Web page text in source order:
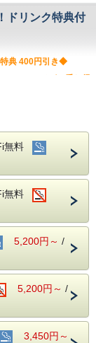
ドリンク特典付
典 400円引き◆
ームページが一番お得
。
でしょうか？
レゼントいたしま
いませ。
ません。）
無料
無料
5,200円～ /
5,200円～ /
3,450円～